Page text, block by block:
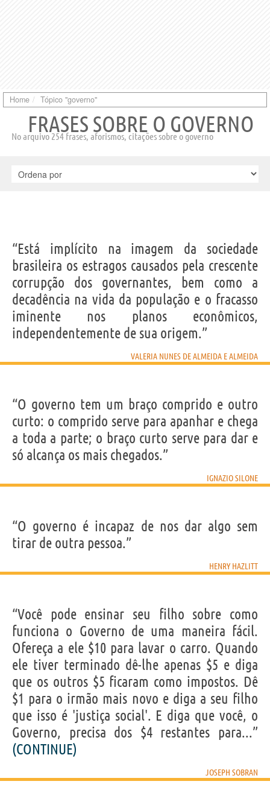
Home Tópico "governo"
FRASES SOBRE O GOVERNO
No arquivo 254 frases, aforismos, citações sobre o governo
“Está implícito na imagem da sociedade
brasileira os estragos causados pela crescente
corrupção dos governantes, bem como a
decadência na vida da população e o fracasso
iminente nos planos econômicos,
independentemente de sua origem.”
VALERIA NUNES DE ALMEIDA E ALMEIDA
“O governo tem um braço comprido e outro
curto: o comprido serve para apanhar e chega
a toda a parte; o braço curto serve para dar e
só alcança os mais chegados.”
IGNAZIO SILONE
“O governo é incapaz de nos dar algo sem
tirar de outra pessoa.”
HENRY HAZLITT
“Você pode ensinar seu filho sobre como
funciona o Governo de uma maneira fácil.
Ofereça a ele $10 para lavar o carro. Quando
ele tiver terminado dê-lhe apenas $5 e diga
que os outros $5 ficaram como impostos. Dê
$1 para o irmão mais novo e diga a seu filho
que isso é 'justiça social'. E diga que você, o
Governo, precisa dos $4 restantes para...”
(CONTINUE)
JOSEPH SOBRAN